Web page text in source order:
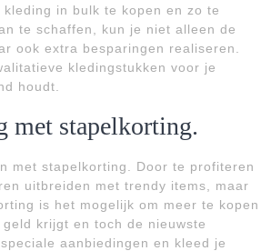
in bulk te kopen en zo te
te schaffen, kun je niet alleen de
ook extra besparingen realiseren.
kledingstukken voor je
houdt.
met stapelkorting.
met stapelkorting. Door te profiteren
uitbreiden met trendy items, maar
is het mogelijk om meer te kopen
krijgt en toch de nieuwste
aanbiedingen en kleed je